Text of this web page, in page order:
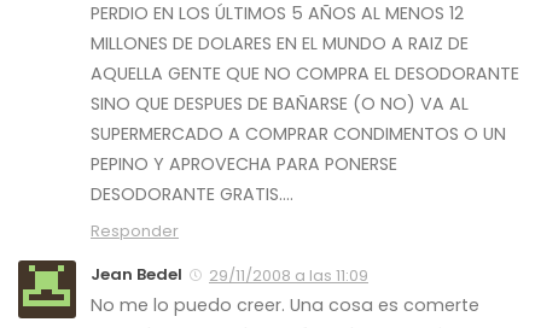
PERDIO EN LOS ÚLTIMOS 5 AÑOS AL MENOS 12
MILLONES DE DOLARES EN EL MUNDO A RAIZ DE
AQUELLA GENTE QUE NO COMPRA EL DESODORANTE
SINO QUE DESPUES DE BAÑARSE (O NO) VA AL
SUPERMERCADO A COMPRAR CONDIMENTOS O UN
PEPINO Y APROVECHA PARA PONERSE
DESODORANTE GRATIS….
Responder
Jean Bedel
29/11/2008 a las 11:09
No me lo puedo creer. Una cosa es comerte